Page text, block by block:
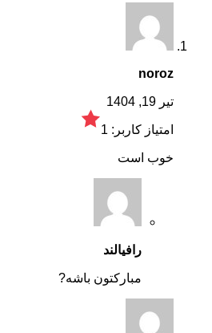
noroz
تیر 19, 1404
امتیاز کاربر: 1
خوب است
رافیالند
مبارکتون باشه?